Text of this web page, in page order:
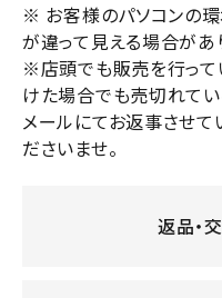
※ お客様のパソコンの
が違って見える場合があ
※店頭でも販売を行って
けた場合でも売切れてい
メールにてお返事させて
ださいませ。
返品・